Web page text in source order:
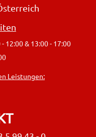
12:00 & 13:00 - 17:00
Leistungen: